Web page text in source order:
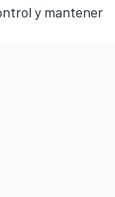
y mantener